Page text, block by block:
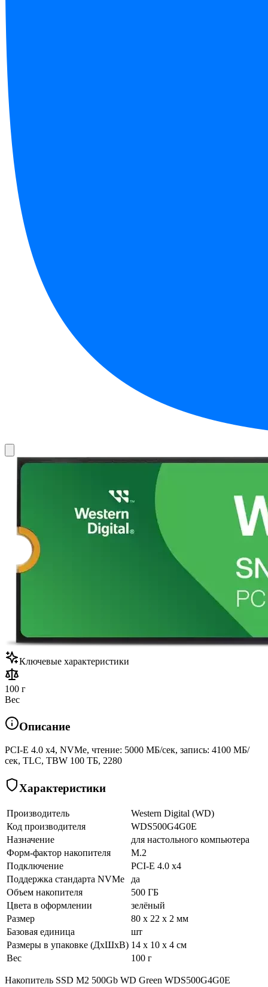
Ключевые характеристики
100 г
Вес
Описание
PCI-E 4.0 x4, NVMe, чтение: 5000 МБ/сек, запись: 4100 МБ/
сек, TLC, TBW 100 ТБ, 2280
Характеристики
Производитель
Western Digital (WD)
Код производителя
WDS500G4G0E
Назначение
для настольного компьютера
Форм-фактор накопителя
M.2
Подключение
PCI-E 4.0 x4
Поддержка стандарта NVMe
да
Объем накопителя
500 ГБ
Цвета в оформлении
зелёный
Размер
80 x 22 x 2 мм
Базовая единица
шт
Размеры в упаковке (ДхШхВ) 14 x 10 x 4 см
Вес
100 г
Накопитель SSD M2 500Gb WD Green WDS500G4G0E